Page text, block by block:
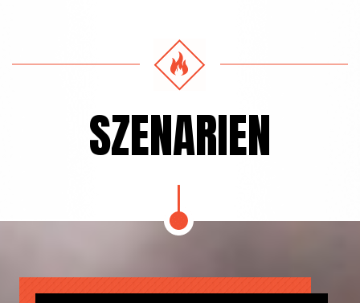
SZENARIEN